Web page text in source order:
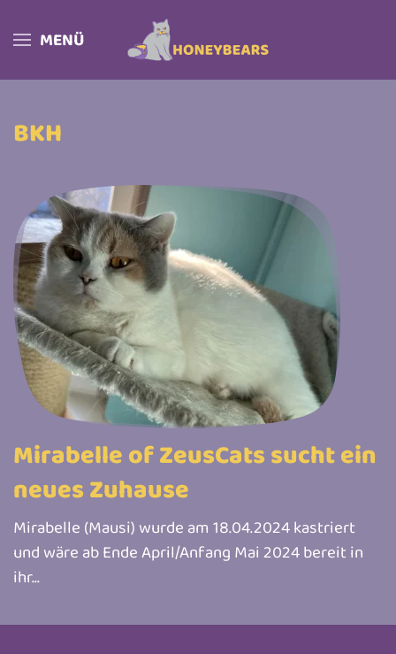
Skip to main content
MENÜ
BKH
Mirabelle of ZeusCats sucht ein
neues Zuhause
Mirabelle (Mausi) wurde am 18.04.2024 kastriert
und wäre ab Ende April/Anfang Mai 2024 bereit in
ihr...